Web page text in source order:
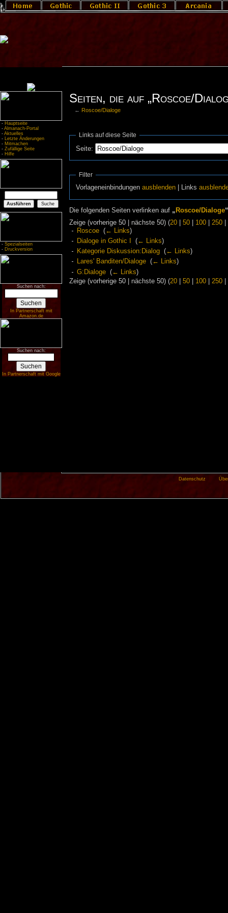
- Hauptseite
- Almanach-Portal
- Aktuelles
- Letzte Änderungen
- Mitmachen
- Zufällige Seite
- Hilfe
- Spezialseiten
- Druckversion
Suchen nach:
In Partnerschaft mit
Amazon.de
Suchen nach:
In Partnerschaft mit Google
Seiten, die auf „Roscoe/
← Roscoe/Dialoge
Links auf diese Seite
Seite:
Filter
Vorlageneinbindungenausblenden | Links
Die folgenden Seiten verlinken auf „ Roscoe/Dialoge“
Zeige (vorherige 50 | nächste 50) (20| 50| 100| 250|
Roscoe‎ (← Links)
Dialoge in Gothic I
(← Links)
Kategorie Diskussion:Dialog‎ (← Links)
Lares' Banditen/Dialoge‎ (← Links)
G:Dialoge‎ (← Links)
Zeige (vorherige 50 | nächste 50) (20| 50| 100| 250|
Datenschutz